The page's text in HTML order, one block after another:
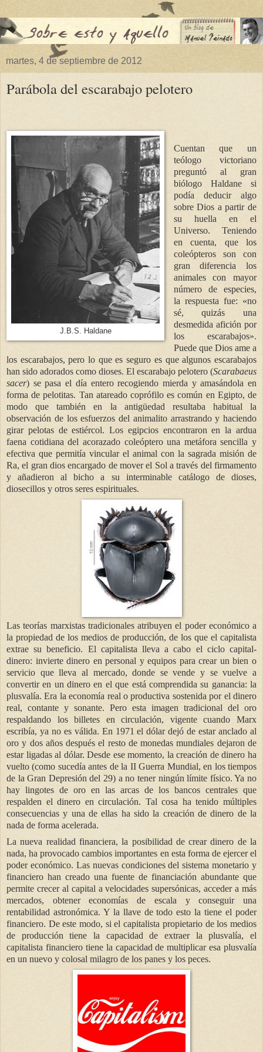
martes, 4 de septiembre de 2012
Parábola del escarabajo pelotero
J.B.S. Haldane
Cuentan que un
teólogo victoriano
preguntó al gran
biólogo Haldane si
podía deducir algo
sobre Dios a partir de
su huella en el
Universo. Teniendo
en cuenta, que los
coleópteros son con
gran diferencia los
animales con mayor
número de especies,
la respuesta fue: «no
sé, quizás una
desmedida afición por
los escarabajos».
Puede que Dios ame a
los escarabajos, pero lo que es seguro es que algunos escarabajos
han sido adorados como dioses. El escarabajo pelotero (Scarabaeus
sacer) se pasa el día entero recogiendo mierda y amasándola en
forma de pelotitas. Tan atareado coprófilo es común en Egipto, de
modo que también en la antigüedad resultaba habitual la
observación de los esfuerzos del animalito arrastrando y haciendo
girar pelotas de estiércol. Los egipcios encontraron en la ardua
faena cotidiana del acorazado coleóptero una metáfora sencilla y
efectiva que permitía vincular el animal con la sagrada misión de
Ra, el gran dios encargado de mover el Sol a través del firmamento
y añadieron al bicho a su interminable catálogo de dioses,
diosecillos y otros seres espirituales.
Las teorías marxistas tradicionales atribuyen el poder económico a
la propiedad de los medios de producción, de los que el capitalista
extrae su beneficio. El capitalista lleva a cabo el ciclo capital-
dinero: invierte dinero en personal y equipos para crear un bien o
servicio que lleva al mercado, donde se vende y se vuelve a
convertir en un dinero en el que está comprendida su ganancia: la
plusvalía. Era la economía real o productiva sostenida por el dinero
real, contante y sonante. Pero esta imagen tradicional del oro
respaldando los billetes en circulación, vigente cuando Marx
escribía, ya no es válida. En 1971 el dólar dejó de estar anclado al
oro y dos años después el resto de monedas mundiales dejaron de
estar ligadas al dólar. Desde ese momento, la creación de dinero ha
vuelto (como sucedía antes dela II Guerra Mundial, en los tiempos
de la Gran Depresión del 29) a no tener ningún límite físico. Ya no
hay lingotes de oro en las arcas de los bancos centrales que
respalden el dinero en circulación. Tal cosa ha tenido múltiples
consecuencias y una de ellas ha sido la creación de dinero de la
nada de forma acelerada.
La nueva realidad financiera, la posibilidad de crear dinero de la
nada, ha provocado cambios importantes en esta forma de ejercer el
poder económico. Las nuevas condiciones del sistema monetario y
financiero han creado una fuente de financiación abundante que
permite crecer al capital a velocidades supersónicas, acceder a más
mercados, obtener economías de escala y conseguir una
rentabilidad astronómica. Y la llave de todo esto la tiene el poder
financiero. De este modo, si el capitalista propietario de los medios
de producción tiene la capacidad de extraer la plusvalía, el
capitalista financiero tiene la capacidad de multiplicar esa plusvalía
en un nuevo y colosal milagro de los panes y los peces.